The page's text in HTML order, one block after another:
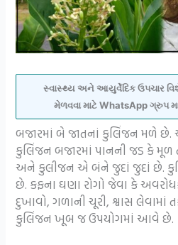
સ્વાસ્થ્ય અને આયુર્વેદિક ઉપચાર વિશે
મેળવવા માટે WhatsApp ગ્રુપ
બજારમાં બે જાતનાં કુલિંજન મળે છે.
કુલિંજન બજારમાં પાનની જડ કે
અને કુલીજન એ બંને જુદાં જુદાં છે.
છે. કફના ઘણા રોગો જેવા કે
દુખાવો, ગળાની ચૂરી, શ્વાસ લેવામાં
કુલિંજન ખૂબ જ ઉપયોગમાં આવે છે.